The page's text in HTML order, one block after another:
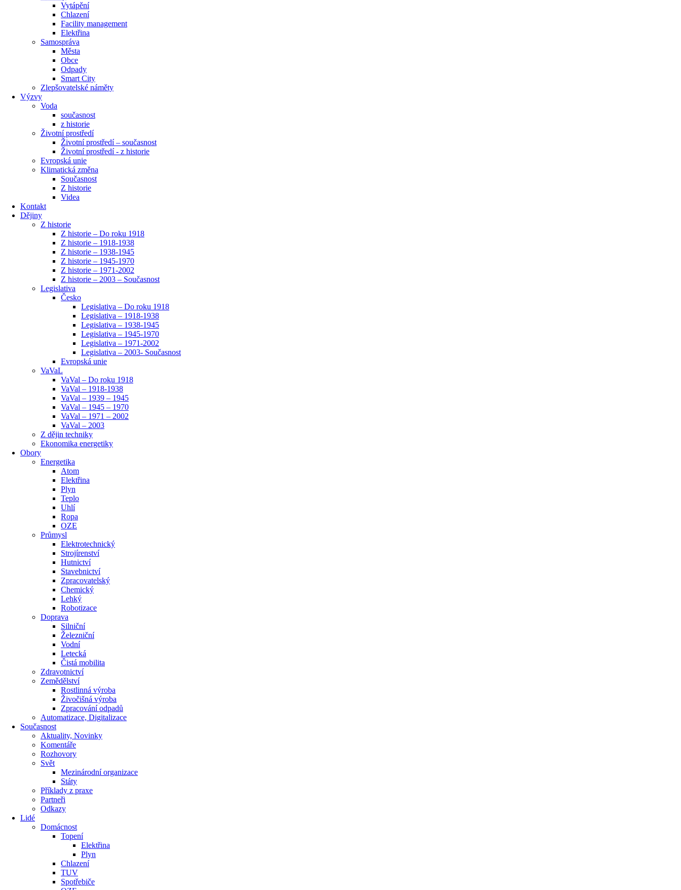
Vytápění
Chlazení
Facility management
Elektřina
Samospráva
Města
Obce
Odpady
Smart City
Zlepšovatelské náměty
Výzvy
Voda
současnost
z historie
Životní prostředí
Životní prostředí – současnost
Životní prostředí ​- z historie
Evropská unie
Klimatická změna
Současnost
Z historie
Videa
Kontakt
Dějiny
Z historie
Z historie – Do roku 1918
Z historie – 1918-1938
Z historie – 1938-1945
Z historie – 1945-1970
Z historie – 1971-2002
Z historie – 2003 – Současnost
Legislativa
Česko
Legislativa – Do roku 1918
Legislativa – 1918-1938
Legislativa – 1938-1945
Legislativa – 1945-1970
Legislativa – 1971-2002
Legislativa – 2003- Současnost
Evropská unie
VaVaL
VaVal – Do roku 1918
VaVal – 1918-1938
VaVal – 1939 – 1945
VaVal – 1945 – 1970
VaVal – 1971 – 2002
VaVal – 2003
Z dějin techniky
Ekonomika energetiky
Obory
Energetika
Atom
Elektřina
Plyn
Teplo
Uhlí
Ropa
OZE
Průmysl
Elektrotechnický
Strojírenství
Hutnictví
Stavebnictví
Zpracovatelský
Chemický
Lehký
Robotizace
Doprava
Silniční
Železniční
Vodní
Letecká
Čistá mobilita
Zdravotnictví
Zemědělství
Rostlinná výroba
Živočišná výroba
Zpracování odpadů
Automatizace, Digitalizace
Současnost
Aktuality, Novinky
Komentáře
Rozhovory
Svět
Mezinárodní organizace
Státy
Příklady z praxe
Partneři
Odkazy
Lidé
Domácnost
Topení
Elektřina
Plyn
Chlazení
TUV
Spotřebiče